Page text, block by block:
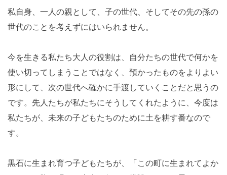
私自身、一人の親として、子の世代、そしてその先の孫の
世代のことを考えずにはいられません。
今を生きる私たち大人の役割は、自分たちの世代で何かを
使い切ってしまうことではなく、預かったものをよりよい
形にして、次の世代へ確かに手渡していくことだと思うの
です。先人たちが私たちにそうしてくれたように、今度は
私たちが、未来の子どもたちのために土を耕す番なので
す。
黒石に生まれ育つ子どもたちが、「この町に生まれてよか